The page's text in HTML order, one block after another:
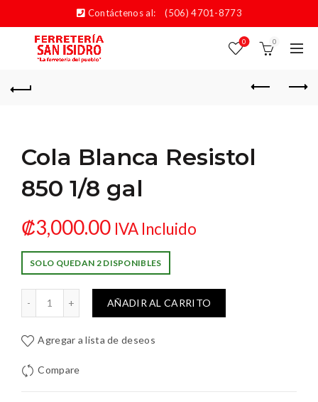
Contáctenos al: (506) 4701-8773
0 0
Cola Blanca Resistol
850 1/8 gal
₡3,000.00 IVA Incluido
SOLO QUEDAN 2 DISPONIBLES
Resistol 850 1/8 gal cantidad
AÑADIR AL CARRITO
Agregar a lista de deseos
Compare